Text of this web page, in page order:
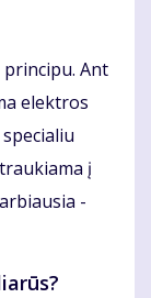
Ant
elektros
į
-